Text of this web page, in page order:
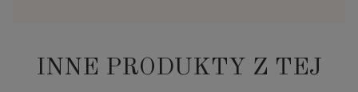
INNE PRODUKTY Z TEJ